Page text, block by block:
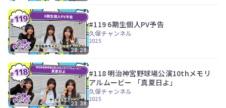
員
登
録
す
る 28:28
#119 6期生個人PV予告
久保チャンネル
2025
23:38
#118 明治神宮野球場公演10thメモリ
アルムービー 「真夏日よ」
久保チャンネル
2025